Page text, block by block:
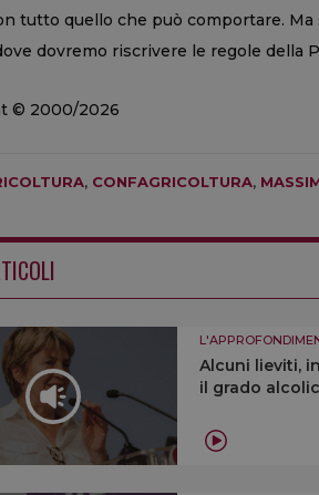
tutto quello che può comportare.
dovremo riscrivere le regole della
© 2000/2026
, CONFAGRICOLTURA,
Alcuni lieviti,
il grado